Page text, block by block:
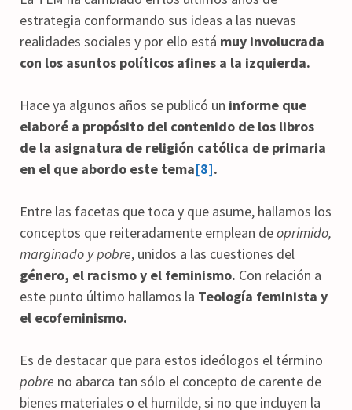
estrategia conformando sus ideas a las nuevas
realidades sociales y por ello está muy involucrada
con los asuntos políticos afines a la izquierda.
Hace ya algunos años se publicó un informe que
elaboré a propósito del contenido de los libros
de la asignatura de religión católica de primaria
en el que abordo este tema[8].
Entre las facetas que toca y que asume, hallamos los
conceptos que reiteradamente emplean deoprimido,
marginado y pobre, unidos a las cuestiones del
género, el racismo y el feminismo. Con relación a
este punto último hallamos la Teología feminista y
el ecofeminismo.
Es de destacar que para estos ideólogos el término
pobre no abarca tan sólo el concepto de carente de
bienes materiales o el humilde, si no que incluyen la